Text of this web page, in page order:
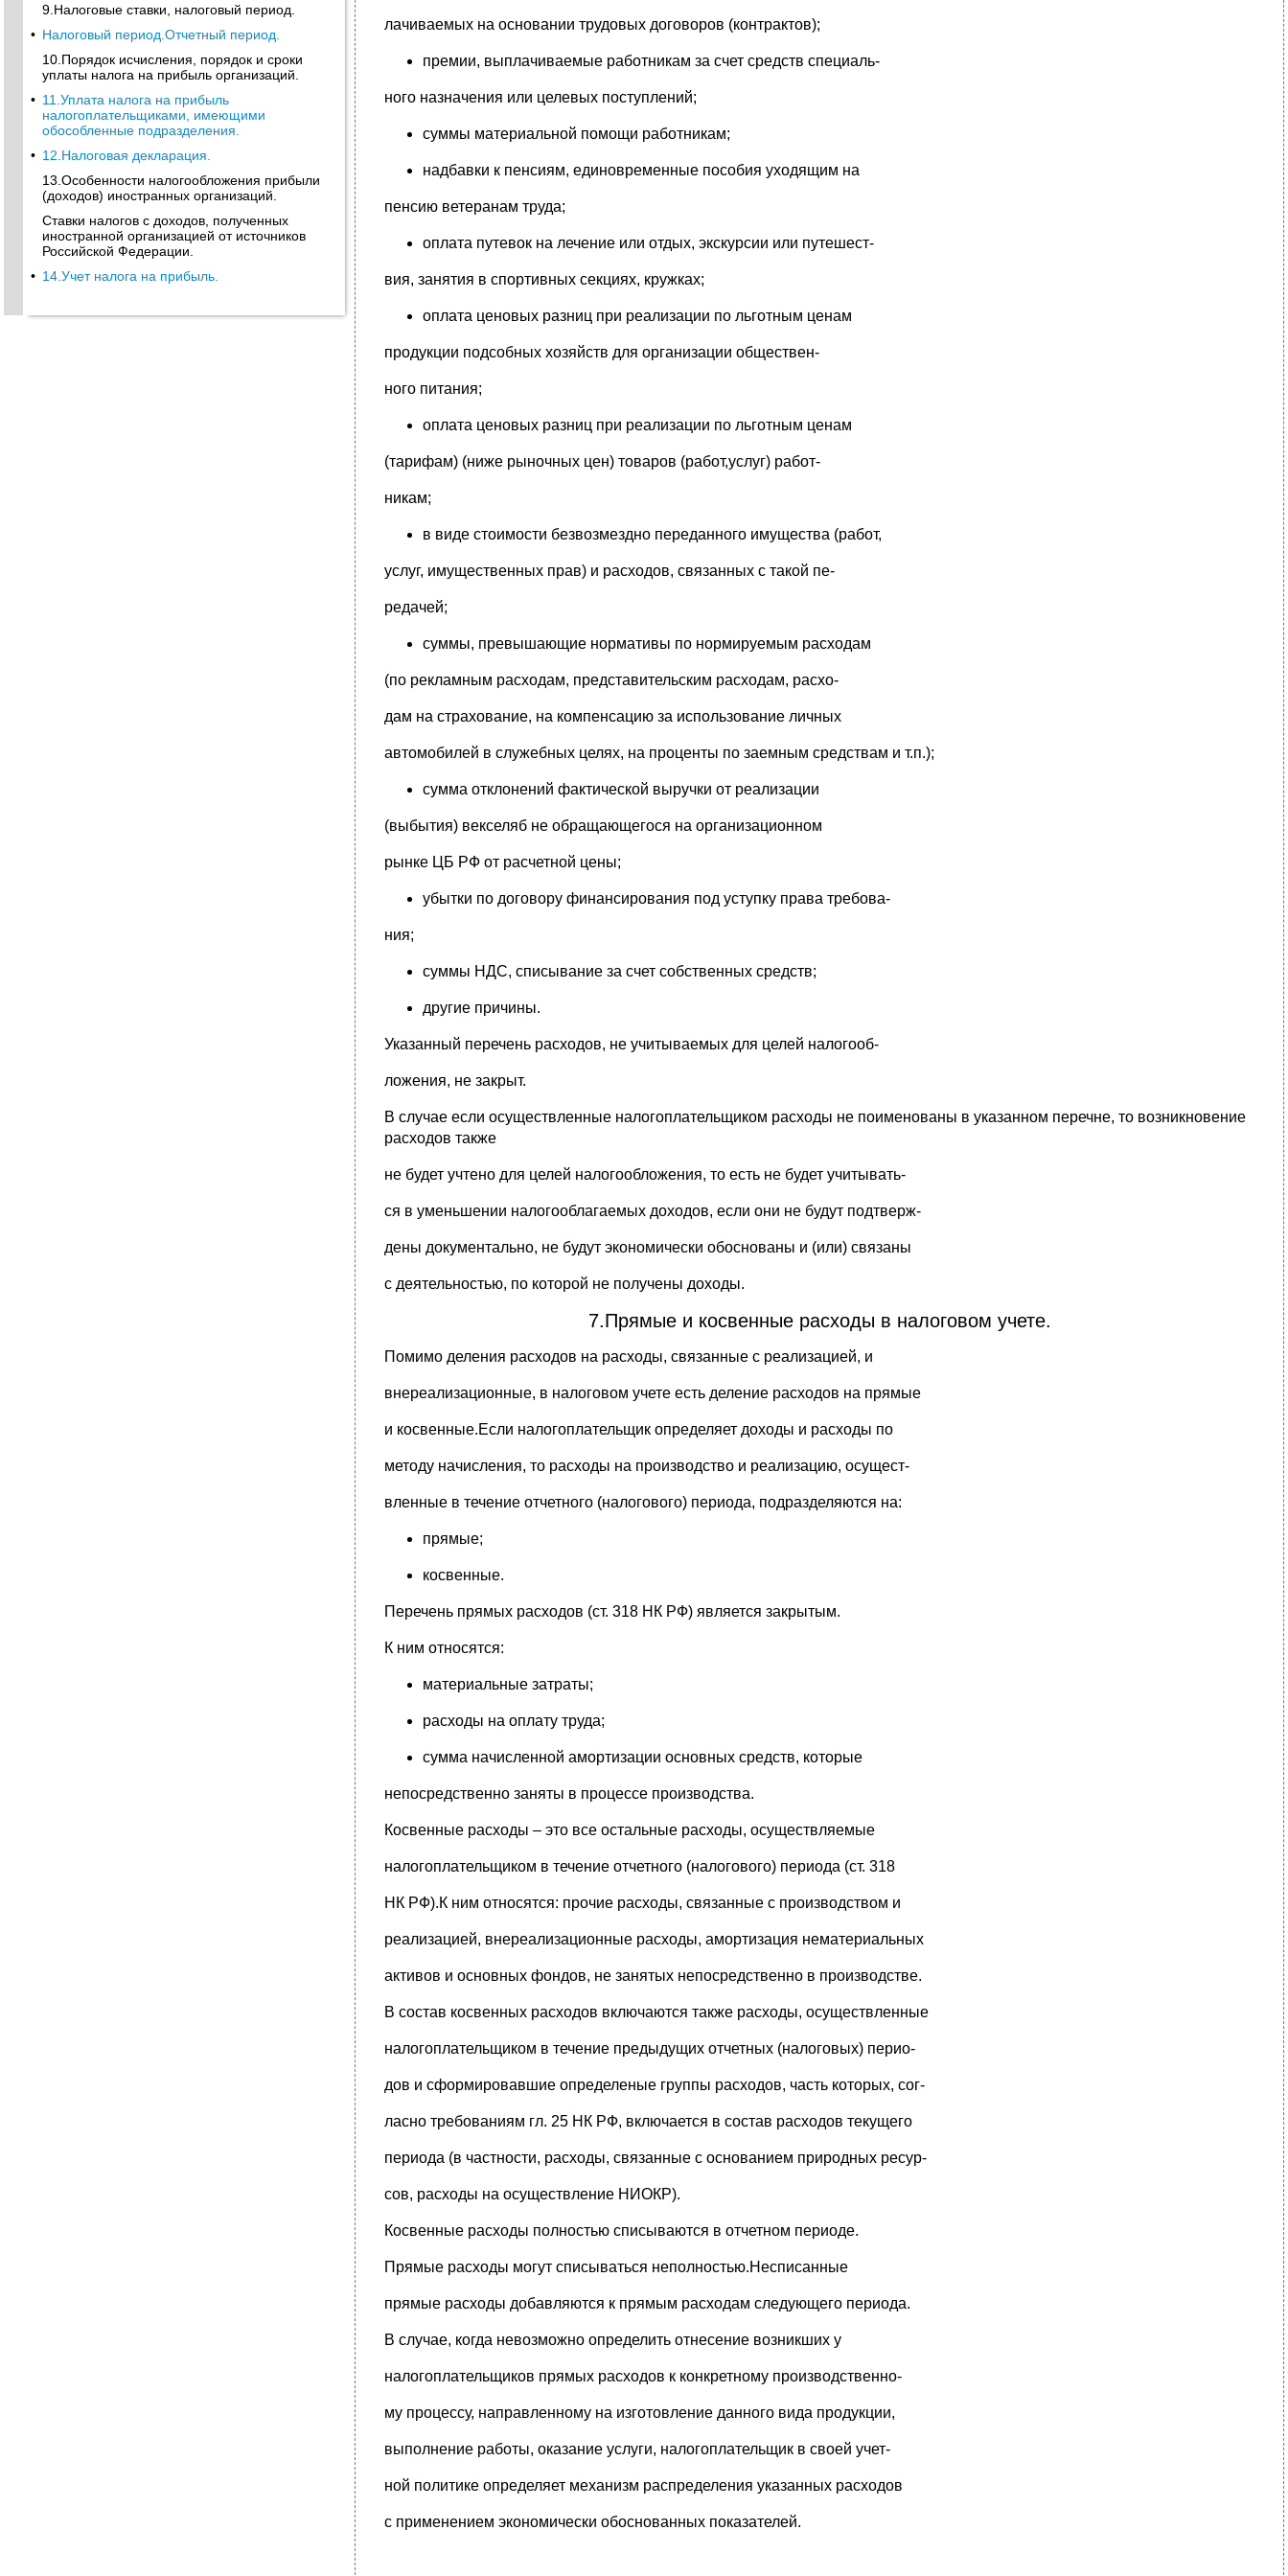
9.Налоговые ставки, налоговый период.
• Налоговый период.Отчетный период.
10.Порядок исчисления, порядок и сроки
уплаты налога на прибыль организаций.
• 11.Уплата налога на прибыль
налогоплательщиками, имеющими
обособленные подразделения.
• 12.Налоговая декларация.
13.Особенности налогообложения прибыли
(доходов) иностранных организаций.
Ставки налогов с доходов, полученных
иностранной организацией от источников
Российской Федерации.
• 14.Учет налога на прибыль.
лачиваемых на основании трудовых договоров (контрактов);
премии, выплачиваемые работникам за счет средств специаль-
ного назначения или целевых поступлений;
суммы материальной помощи работникам;
надбавки к пенсиям, единовременные пособия уходящим на
пенсию ветеранам труда;
оплата путевок на лечение или отдых, экскурсии или путешест-
вия, занятия в спортивных секциях, кружках;
оплата ценовых разниц при реализации по льготным ценам
продукции подсобных хозяйств для организации обществен-
ного питания;
оплата ценовых разниц при реализации по льготным ценам
(тарифам) (ниже рыночных цен) товаров (работ,услуг) работ-
никам;
в виде стоимости безвозмездно переданного имущества (работ,
услуг, имущественных прав) и расходов, связанных с такой пе-
редачей;
суммы, превышающие нормативы по нормируемым расходам
(по рекламным расходам, представительским расходам, расхо-
дам на страхование, на компенсацию за использование личных
автомобилей в служебных целях, на проценты по заемным средствам и т.п.);
сумма отклонений фактической выручки от реализации
(выбытия) векселяб не обращающегося на организационном
рынке ЦБ РФ от расчетной цены;
убытки по договору финансирования под уступку права требова-
ния;
суммы НДС, списывание за счет собственных средств;
другие причины.
Указанный перечень расходов, не учитываемых для целей налогооб-
ложения, не закрыт.
В случае если осуществленные налогоплательщиком расходы не поименованы в указанном перечне, то возникновение
расходов также
не будет учтено для целей налогообложения, то есть не будет учитывать-
ся в уменьшении налогооблагаемых доходов, если они не будут подтверж-
дены документально, не будут экономически обоснованы и (или) связаны
с деятельностью, по которой не получены доходы.
7.Прямые и косвенные расходы в налоговом учете.
Помимо деления расходов на расходы, связанные с реализацией, и
внереализационные, в налоговом учете есть деление расходов на прямые
и косвенные.Если налогоплательщик определяет доходы и расходы по
методу начисления, то расходы на производство и реализацию, осущест-
вленные в течение отчетного (налогового) периода, подразделяются на:
прямые;
косвенные.
Перечень прямых расходов (ст. 318 НК РФ) является закрытым.
К ним относятся:
материальные затраты;
расходы на оплату труда;
сумма начисленной амортизации основных средств, которые
непосредственно заняты в процессе производства.
Косвенные расходы – это все остальные расходы, осуществляемые
налогоплательщиком в течение отчетного (налогового) периода (ст. 318
НК РФ).К ним относятся: прочие расходы, связанные с производством и
реализацией, внереализационные расходы, амортизация нематериальных
активов и основных фондов, не занятых непосредственно в производстве.
В состав косвенных расходов включаются также расходы, осуществленные
налогоплательщиком в течение предыдущих отчетных (налоговых) перио-
дов и сформировавшие определеные группы расходов, часть которых, сог-
ласно требованиям гл. 25 НК РФ, включается в состав расходов текущего
периода (в частности, расходы, связанные с основанием природных ресур-
сов, расходы на осуществление НИОКР).
Косвенные расходы полностью списываются в отчетном периоде.
Прямые расходы могут списываться неполностью.Несписанные
прямые расходы добавляются к прямым расходам следующего периода.
В случае, когда невозможно определить отнесение возникших у
налогоплательщиков прямых расходов к конкретному производственно-
му процессу, направленному на изготовление данного вида продукции,
выполнение работы, оказание услуги, налогоплательщик в своей учет-
ной политике определяет механизм распределения указанных расходов
с применением экономически обоснованных показателей.